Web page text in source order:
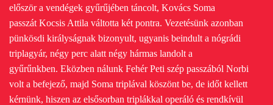
először a vendégek gyűrűjében táncolt, Kovács Soma
passzát Kocsis Attila váltotta két pontra. Vezetésünk azonban
pünkösdi királyságnak bizonyult, ugyanis beindult a nógrádi
triplagyár, négy perc alatt négy hármas landolt a
gyűrűnkben. Eközben nálunk Fehér Peti szép passzából Norbi
volt a befejező, majd Soma triplával köszönt be, de időt kellett
kérnünk, hiszen az elsősorban triplákkal operáló és rendkívül